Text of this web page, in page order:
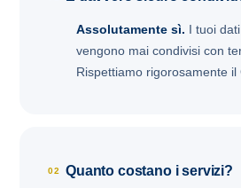
Assolutamente sì. I tuoi
vengono mai condivisi con
Rispettiamo rigorosamente il
02 Quanto costano i servizi?